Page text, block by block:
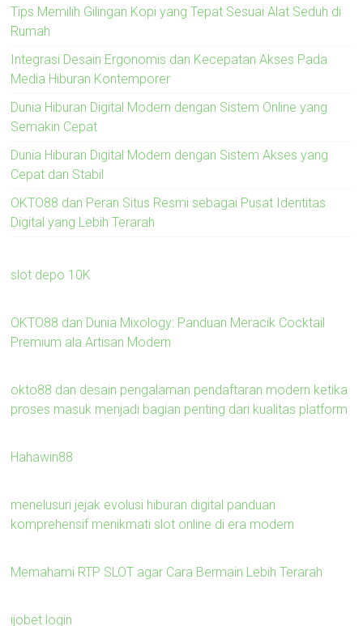
Tips Memilih Gilingan Kopi yang Tepat Sesuai Alat Seduh di
Rumah
Integrasi Desain Ergonomis dan Kecepatan Akses Pada
Media Hiburan Kontemporer
Dunia Hiburan Digital Modern dengan Sistem Online yang
Semakin Cepat
Dunia Hiburan Digital Modern dengan Sistem Akses yang
Cepat dan Stabil
OKTO88 dan Peran Situs Resmi sebagai Pusat Identitas
Digital yang Lebih Terarah
slot depo 10K
OKTO88 dan Dunia Mixology: Panduan Meracik Cocktail
Premium ala Artisan Modern
okto88 dan desain pengalaman pendaftaran modern ketika
proses masuk menjadi bagian penting dari kualitas platform
Hahawin88
menelusuri jejak evolusi hiburan digital panduan
komprehensif menikmati slot online di era modern
Memahami RTP SLOT agar Cara Bermain Lebih Terarah
ijobet login